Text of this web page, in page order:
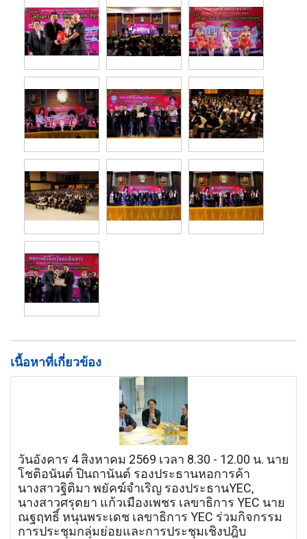
เนื้อหาที่เกี่ยวข้อง
วันอังคาร 4 สิงหาคม 2569 เวลา 8.30 - 12.00 น. นาย
โชติอนันต์ ปินถานันต์ รองประธานหอการค้า
นางสาวฐิติมา พยัคฆ์จำเริญ รองประธานYEC,
นางสาวศรุตยา แก้วเมืองเพชร เลขาธิการ YEC นาย
ณฐฤทธิ์ หนุนพระเดช เลขาธิการ YEC ร่วมกิจกรรม
การประชุมกลุ่มย่อยและการประชุมเชิงปฎิบ